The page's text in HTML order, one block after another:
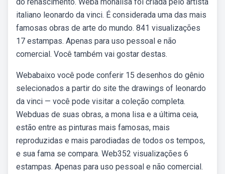
italiano leonardo da vinci. É considerada uma das mais
famosas obras de arte do mundo. 841 visualizações
17 estampas. Apenas para uso pessoal e não
comercial. Você também vai gostar destas.
Webabaixo você pode conferir 15 desenhos do gênio
selecionados a partir do site the drawings of leonardo
da vinci — você pode visitar a coleção completa.
Webduas de suas obras, a mona lisa e a última ceia,
estão entre as pinturas mais famosas, mais
reproduzidas e mais parodiadas de todos os tempos,
e sua fama se compara. Web352 visualizações 6
estampas. Apenas para uso pessoal e não comercial.